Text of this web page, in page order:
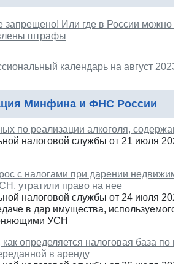
запрещено! Или где в России можно
штрафы
календарь на август 2023
Минфина и ФНС России
по реализации алкоголя,
налоговой службы от 21 июля
с налогами при дарении
утратили право на нее
налоговой службы от 24 июля
в дар имущества,
УСН
определяется налоговая база по
в аренду